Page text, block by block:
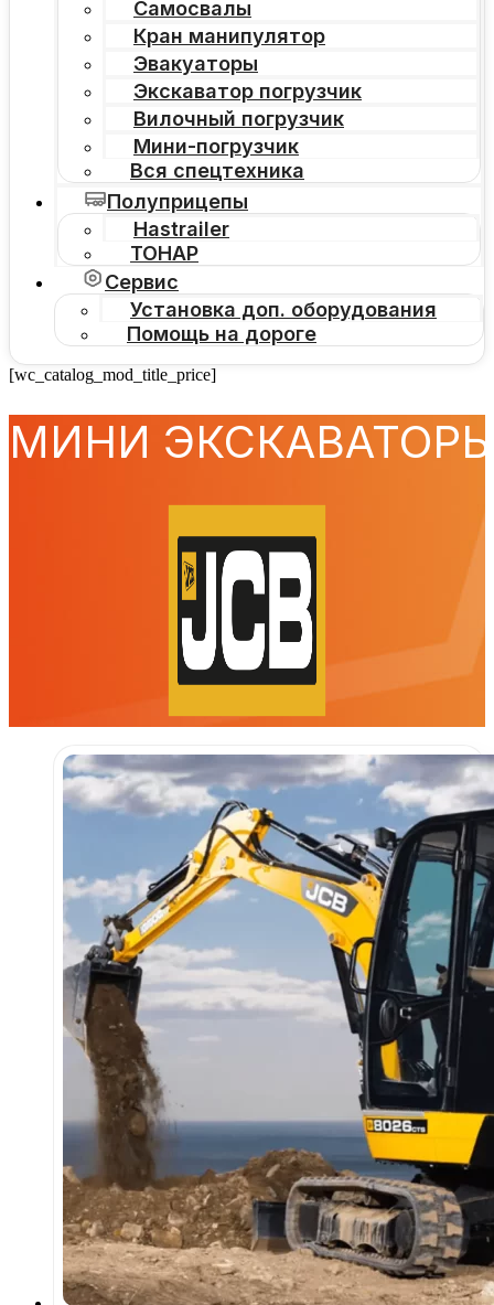
Самосвалы
Кран манипулятор
Эвакуаторы
Экскаватор погрузчик
Вилочный погрузчик
Мини-погрузчик
Вся спецтехника
Полуприцепы
Hastrailer
ТОНАР
Сервис
Установка доп. оборудования
Помощь на дороге
[wc_catalog_mod_title_price]
МИНИ